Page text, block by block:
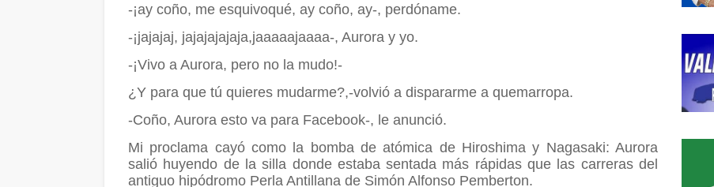
-¡ay coño, me esquivoqué, ay coño, ay-, perdóname.
-¡jajajaj, jajajajajaja,jaaaaajaaaa-, Aurora y yo.
-¡Vivo a Aurora, pero no la mudo!-
¿Y para que tú quieres mudarme?,-volvió a dispararme a quemarropa.
-Coño, Aurora esto va para Facebook-, le anunció.
Mi proclama cayó como la bomba de atómica de Hiroshima y Nagasaki: Aurora
salió huyendo de la silla donde estaba sentada más rápidas que las carreras del
antiguo hipódromo Perla Antillana de Simón Alfonso Pemberton.